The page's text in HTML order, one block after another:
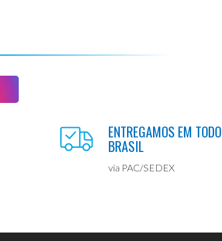
ENTREGAMOS EM TODO
BRASIL
via PAC/SEDEX